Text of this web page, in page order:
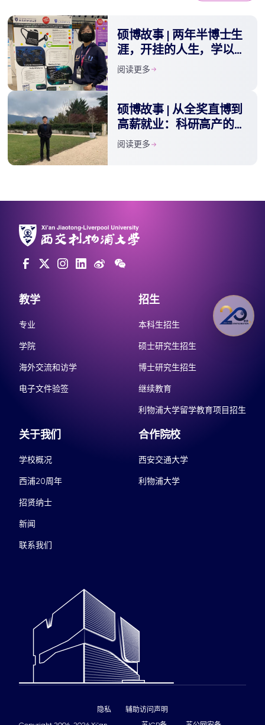
硕博故事 | 两年半博士生
涯，开挂的人生，学以致
用初心不改
阅读更多
硕博故事 | 从全奖直博到
高薪就业：科研高产的背
后是选对平台
阅读更多
教学
专业
学院
海外交流和访学
电子文件验签
招生
本科生招生
硕士研究生招生
博士研究生招生
继续教育
利物浦大学留学教育项目招生
关于我们
学校概况
西浦20周年
招贤纳士
新闻
联系我们
合作院校
西安交通大学
利物浦大学
隐私 辅助访问声明